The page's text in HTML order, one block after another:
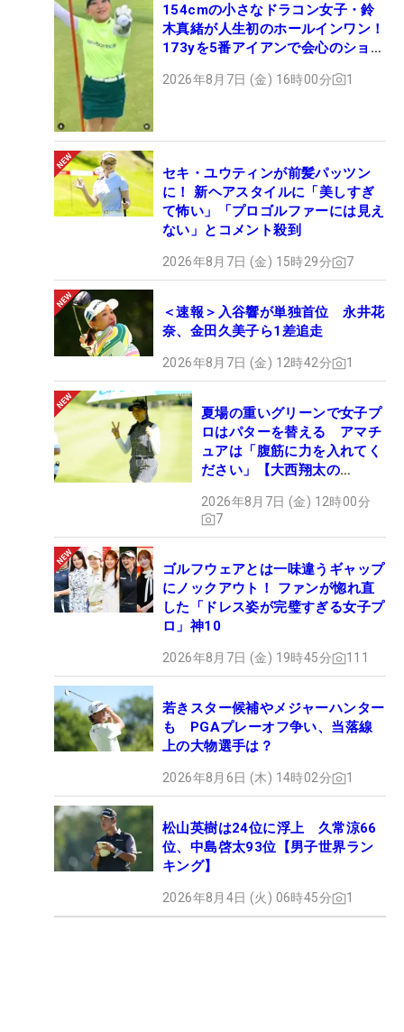
154cmの小さなドラコン女子・鈴
木真緒が人生初のホールインワン！
173yを5番アイアンで会心のショッ
2026年8月7日 (金) 16時00分 1
セキ・ユウティンが前髪パッツン
に！ 新ヘアスタイルに「美しすぎ
て怖い」「プロゴルファーには見え
ない」とコメント殺到
2026年8月7日 (金) 15時29分 7
＜速報＞入谷響が単独首位 永井花
奈、金田久美子ら1差追走
2026年8月7日 (金) 12時42分 1
夏場の重いグリーンで女子プ
ロはパターを替える アマチ
ュアは「腹筋に力を入れてく
ださい」【大西翔太の
2026年8月7日 (金) 12時00分
7
ゴルフウェアとは一味違うギャップ
にノックアウト！ ファンが惚れ直
した「ドレス姿が完璧すぎる女子プ
ロ」神10
2026年8月7日 (金) 19時45分 111
若きスター候補やメジャーハンター
も PGAプレーオフ争い、当落線
上の大物選手は？
2026年8月6日 (木) 14時02分 1
松山英樹は24位に浮上 久常涼66
位、中島啓太93位【男子世界ラン
キング】
2026年8月4日 (火) 06時45分 1